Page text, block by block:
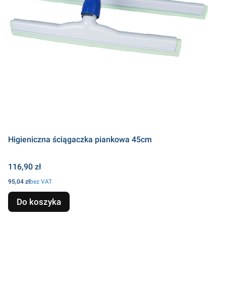
Higieniczna ściągaczka piankowa 45cm
Cena
116,90 zł
Cena
95,04 złbez VAT
Do koszyka